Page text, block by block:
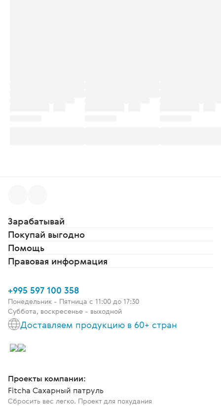
Зарабатывай
Покупай выгодно
Помощь
Правовая информация
+995 597 100 358
Понедельник - Пятница c 11:00 до 17:30
Суббота, воскресенье - выходной
Доставляем продукцию в 60+ стран
Проекты компании:
Fitcha Сахарный патруль
Сбросить вес легко. Проект для похудания